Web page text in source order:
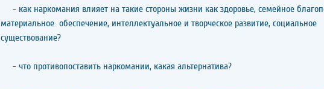
- как наркомания влияет на такие стороны жизни как здоровье, семейное
материальное обеспечение, интеллектуальное и творческое развитие, социальное
существование?
- что противопоставить наркомании, какая альтернатива?